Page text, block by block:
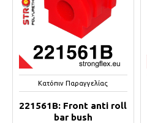
Κατόπιν Παραγγελίας
221561B: Front anti roll
bar bush